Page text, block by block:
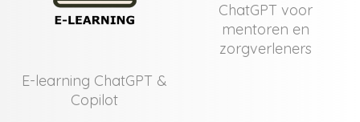
E-learning ChatGPT &
Copilot
ChatGPT voor
mentoren en
zorgverleners